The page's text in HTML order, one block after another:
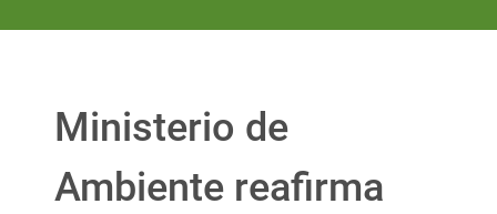
Ministerio de
Ambiente reafirma